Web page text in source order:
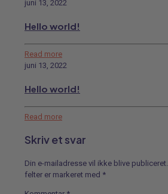
juni 13, 2022
Hello world!
Read more
juni 13, 2022
Hello world!
Read more
Skriv et svar
Din e-mailadresse vil ikke blive publiceret.
felter er markeret med *